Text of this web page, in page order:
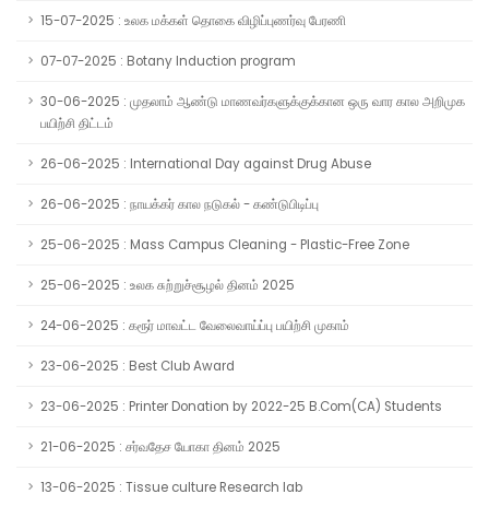
15-07-2025 : உலக மக்கள் தொகை விழிப்புணர்வு பேரணி
07-07-2025 : Botany Induction program
30-06-2025 : முதலாம் ஆண்டு மாணவர்களுக்குக்கான ஒரு வார கால அறிமுக
பயிற்சி திட்டம்
26-06-2025 : International Day against Drug Abuse
26-06-2025 : நாயக்கர் கால நடுகல் - கண்டுபிடிப்பு
25-06-2025 : Mass Campus Cleaning - Plastic-Free Zone
25-06-2025 : உலக சுற்றுச்சூழல் தினம் 2025
24-06-2025 : கரூர் மாவட்ட வேலைவாய்ப்பு பயிற்சி முகாம்
23-06-2025 : Best Club Award
23-06-2025 : Printer Donation by 2022-25 B.Com(CA) Students
21-06-2025 : சர்வதேச யோகா தினம் 2025
13-06-2025 : Tissue culture Research lab